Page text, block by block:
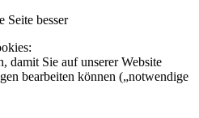
Seite besser
damit Sie auf unserer Website
bearbeiten können („notwendige